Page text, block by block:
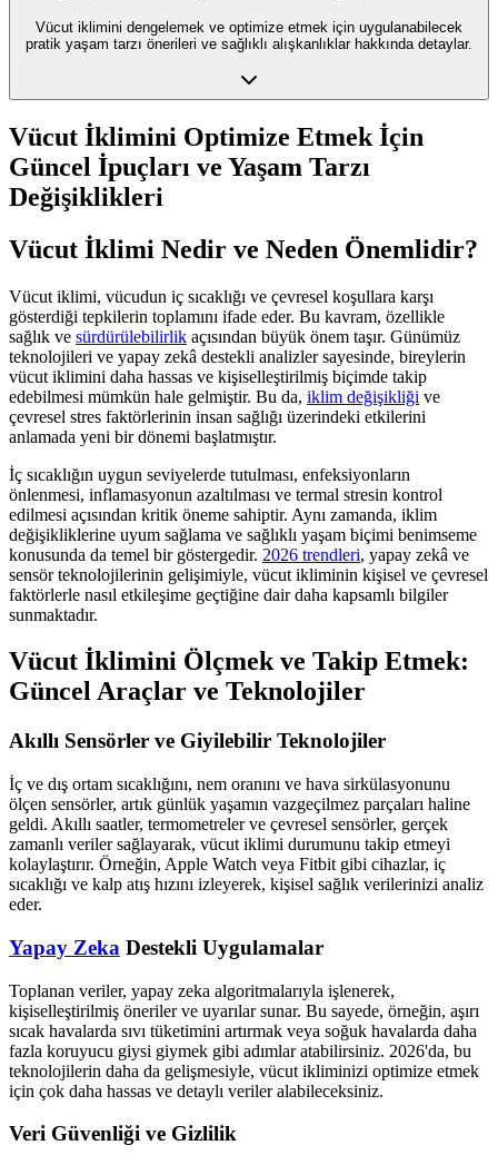
Vücut iklimini dengelemek ve optimize etmek için uygulanabilecek
pratik yaşam tarzı önerileri ve sağlıklı alışkanlıklar hakkında detaylar.
Vücut İklimini Optimize Etmek İçin
Güncel İpuçları ve Yaşam Tarzı
Değişiklikleri
Vücut İklimi Nedir ve Neden Önemlidir?
Vücut iklimi, vücudun iç sıcaklığı ve çevresel koşullara karşı
gösterdiği tepkilerin toplamını ifade eder. Bu kavram, özellikle
sağlık ve sürdürülebilirlik açısından büyük önem taşır. Günümüz
teknolojileri ve yapay zekâ destekli analizler sayesinde, bireylerin
vücut iklimini daha hassas ve kişiselleştirilmiş biçimde takip
edebilmesi mümkün hale gelmiştir. Bu da, iklim değişikliği ve
çevresel stres faktörlerinin insan sağlığı üzerindeki etkilerini
anlamada yeni bir dönemi başlatmıştır.
İç sıcaklığın uygun seviyelerde tutulması, enfeksiyonların
önlenmesi, inflamasyonun azaltılması ve termal stresin kontrol
edilmesi açısından kritik öneme sahiptir. Aynı zamanda, iklim
değişikliklerine uyum sağlama ve sağlıklı yaşam biçimi benimseme
konusunda da temel bir göstergedir. 2026 trendleri, yapay zekâ ve
sensör teknolojilerinin gelişimiyle, vücut ikliminin kişisel ve çevresel
faktörlerle nasıl etkileşime geçtiğine dair daha kapsamlı bilgiler
sunmaktadır.
Vücut İklimini Ölçmek ve Takip Etmek:
Güncel Araçlar ve Teknolojiler
Akıllı Sensörler ve Giyilebilir Teknolojiler
İç ve dış ortam sıcaklığını, nem oranını ve hava sirkülasyonunu
ölçen sensörler, artık günlük yaşamın vazgeçilmez parçaları haline
geldi. Akıllı saatler, termometreler ve çevresel sensörler, gerçek
zamanlı veriler sağlayarak, vücut iklimi durumunu takip etmeyi
kolaylaştırır. Örneğin, Apple Watch veya Fitbit gibi cihazlar, iç
sıcaklığı ve kalp atış hızını izleyerek, kişisel sağlık verilerinizi analiz
eder.
Yapay Zeka Destekli Uygulamalar
Toplanan veriler, yapay zeka algoritmalarıyla işlenerek,
kişiselleştirilmiş öneriler ve uyarılar sunar. Bu sayede, örneğin, aşırı
sıcak havalarda sıvı tüketimini artırmak veya soğuk havalarda daha
fazla koruyucu giysi giymek gibi adımlar atabilirsiniz. 2026'da, bu
teknolojilerin daha da gelişmesiyle, vücut ikliminizi optimize etmek
için çok daha hassas ve detaylı veriler alabileceksiniz.
Veri Güvenliği ve Gizlilik